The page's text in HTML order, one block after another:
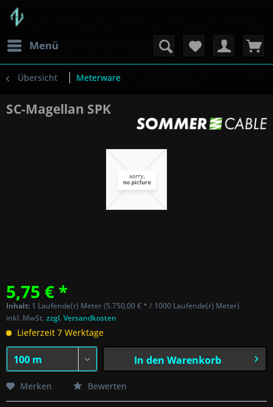
Menü
Übersicht Meterware
SC-Magellan SPK
5,75 € *
Inhalt: 1 Laufende(r) Meter (5.750,00 € * / 1000 Laufende(r) Meter)
inkl. MwSt.zzgl. Versandkosten
Lieferzeit 7 Werktage
In den Warenkorb
Merken Bewerten